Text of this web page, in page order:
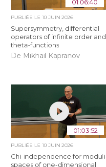
01:06:40
PUBLIÉE LE10 JUIN 2026
Supersymmetry, differential
operators of infinite order and
theta-functions
De Mikhail Kapranov
01:03:52
PUBLIÉE LE10 JUIN 2026
Chi-independence for moduli
spaces of one-dimensional